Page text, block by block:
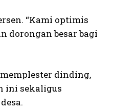
“Kami optimis
dorongan besar bagi
dinding,
ini sekaligus